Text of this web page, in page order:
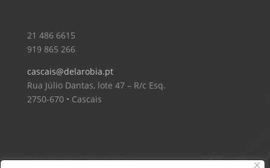
21 486 6615
919 865 266
cascais@delarobia.pt
Rua Júlio Dantas, lote 47 – R/c Esq.
2750-670 • Cascais
Delarobia – Construção